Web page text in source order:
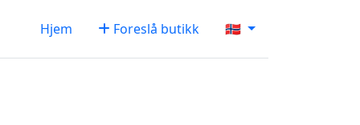
Hjem Foreslå butikk 🇳🇴